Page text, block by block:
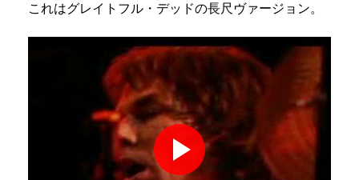
これはグレイトフル・デッドの長尺ヴァージョン。